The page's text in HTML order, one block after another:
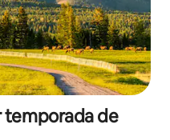
temporada de